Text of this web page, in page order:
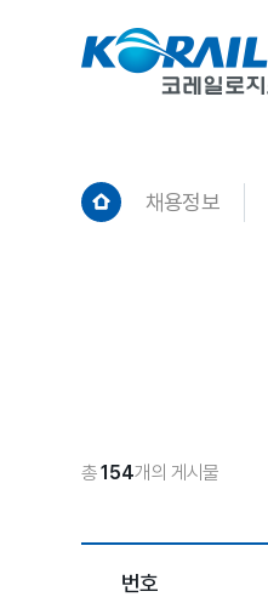
채용정보
총154개의 게시물
번호